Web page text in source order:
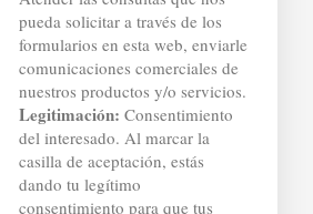
pueda solicitar a través de los
formularios en esta web, enviarle
comunicaciones comerciales de
nuestros productos y/o servicios.
Legitimación: Consentimiento
del interesado. Al marcar la
casilla de aceptación, estás
dando tu legítimo
consentimiento para que tus